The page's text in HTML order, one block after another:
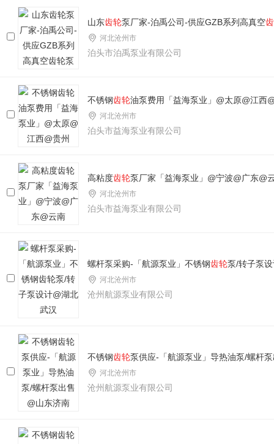
山东齿轮泵厂家-泊禹公司-供应GZB系列高真空
河北沧州市
泊头市泊禹泵业有限公司
不锈钢齿轮油泵费用「益海泵业」@太原@江西
河北沧州市
泊头市益海泵业有限公司
高粘度齿轮泵厂家「益海泵业」@宁波@广东@
河北沧州市
泊头市益海泵业有限公司
螺杆泵采购-「航源泵业」不锈钢齿轮泵/转子泵
河北沧州市
沧州航源泵业有限公司
不锈钢齿轮泵供应-「航源泵业」导热油泵/螺杆
河北沧州市
沧州航源泵业有限公司